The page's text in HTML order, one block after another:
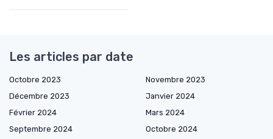
Les articles par date
Octobre 2023
Novembre 2023
Décembre 2023
Janvier 2024
Février 2024
Mars 2024
Septembre 2024
Octobre 2024